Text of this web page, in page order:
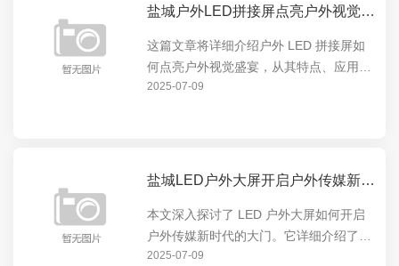
盐城户外LED拼接屏点亮户外视觉盛宴
这篇文章将详细介绍户外 LED 拼接屏如
何点亮户外视觉盛宴，从其特点、应用场
景到实际效果，全方位展示这一创新技术
2025-07-09
盐城LED户外大屏开启户外传媒新时代的大门
本文深入探讨了 LED 户外大屏如何开启
户外传媒新时代的大门。它详细介绍了
LED 户外大屏的特点与优势，如高亮度、
2025-07-09